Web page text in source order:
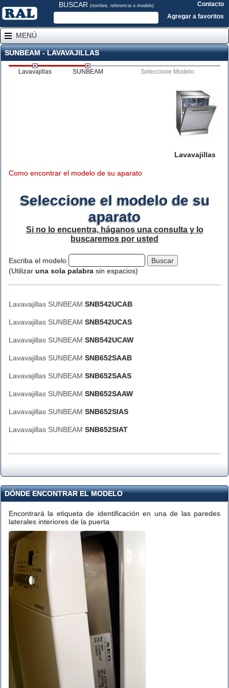
BUSCAR (nombre, referencia o modelo)
Contacto
Agregar a favoritos
MENÚ
SUNBEAM - LAVAVAJILLAS
Lavavajillas SUNBEAM Seleccione Modelo
Lavavajillas
Como encontrar el modelo de su aparato
Seleccione el modelo de su
aparato
Si no lo encuentra, háganos una consulta y lo
buscaremos por usted
Escriba el modelo
(Utilizar una sola palabra sin espacios)
Lavavajillas SUNBEAM SNB542UCAB
Lavavajillas SUNBEAM SNB542UCAS
Lavavajillas SUNBEAM SNB542UCAW
Lavavajillas SUNBEAM SNB652SAAB
Lavavajillas SUNBEAM SNB652SAAS
Lavavajillas SUNBEAM SNB652SAAW
Lavavajillas SUNBEAM SNB652SIAS
Lavavajillas SUNBEAM SNB652SIAT
DÓNDE ENCONTRAR EL MODELO
Encontrará la etiqueta de identificación en una de las paredes
laterales interiores de la puerta